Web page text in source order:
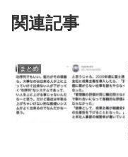
関連記事
まとめ